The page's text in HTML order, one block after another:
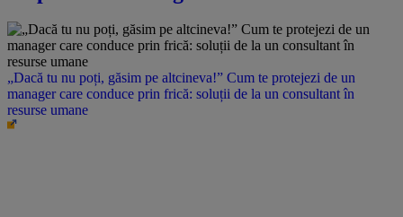
„Dacă tu nu poți, găsim pe altcineva!” Cum te protejezi de un
manager care conduce prin frică: soluții de la un consultant în
resurse umane